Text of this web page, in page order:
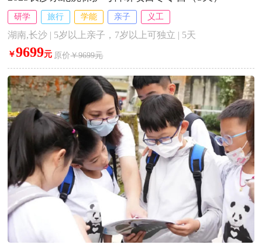
研学 旅行 学能 亲子 义工
湖南,长沙 | 5岁以上亲子，7岁以上可独立 | 5天
￥9699元 原价￥9699元